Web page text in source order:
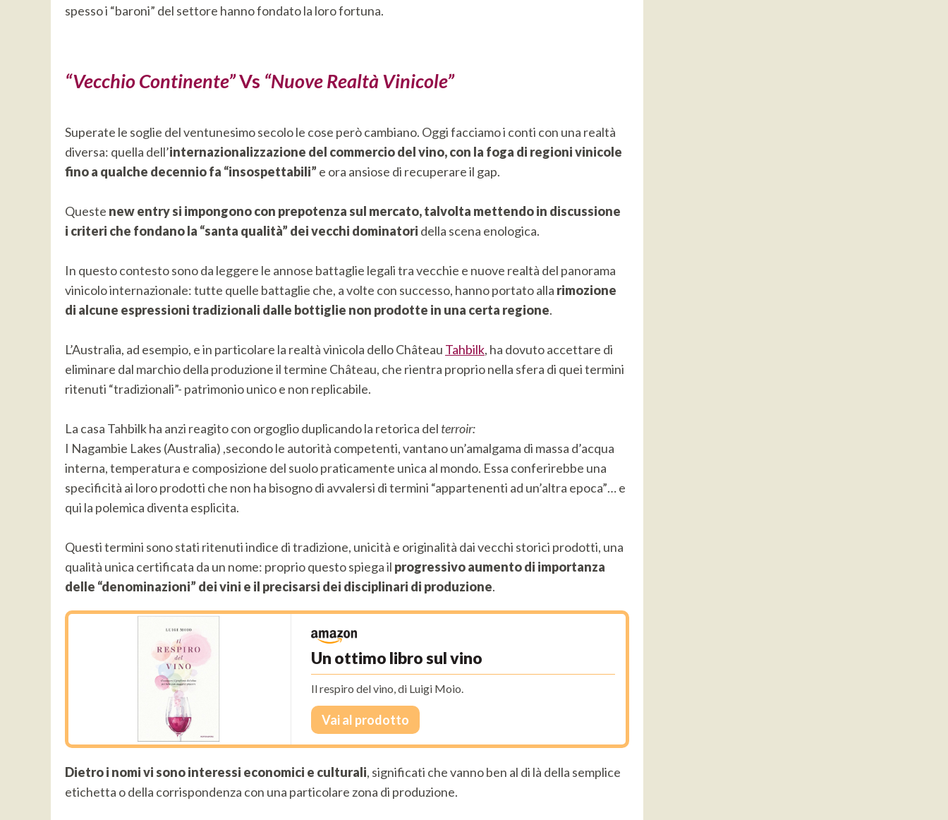
spesso i “baroni” del settore hanno fondato la loro fortuna.
“Vecchio Continente”Vs “Nuove Realtà Vinicole”
Superate le soglie del ventunesimo secolo le cose però cambiano. Oggi facciamo i conti con una realtà
diversa: quella dell’internazionalizzazione del commercio del vino, con la foga di regioni vinicole
fino a qualche decennio fa “insospettabili” e ora ansiose di recuperare il gap.
Queste new entry si impongono con prepotenza sul mercato, talvolta mettendo in discussione
i criteri che fondano la “santa qualità” dei vecchi dominatori della scena enologica.
In questo contesto sono da leggere le annose battaglie legali tra vecchie e nuove realtà del panorama
vinicolo internazionale: tutte quelle battaglie che, a volte con successo, hanno portato alla rimozione
di alcune espressioni tradizionali dalle bottiglie non prodotte in una certa regione.
L’Australia, ad esempio, e in particolare la realtà vinicola dello Château Tahbilk, ha dovuto accettare di
eliminare dal marchio della produzione il termine Château, che rientra proprio nella sfera di quei termini
ritenuti “tradizionali”- patrimonio unico e non replicabile.
La casa Tahbilk ha anzi reagito con orgoglio duplicando la retorica del terroir:
I Nagambie Lakes (Australia) ,secondo le autorità competenti, vantano un’amalgama di massa d’acqua
interna, temperatura e composizione del suolo praticamente unica al mondo. Essa conferirebbe una
specificità ai loro prodotti che non ha bisogno di avvalersi di termini “appartenenti ad un’altra epoca”… e
qui la polemica diventa esplicita.
Questi termini sono stati ritenuti indice di tradizione, unicità e originalità dai vecchi storici prodotti, una
qualità unica certificata da un nome: proprio questo spiega il progressivo aumento di importanza
delle “denominazioni” dei vini e il precisarsi dei disciplinari di produzione.
Un ottimo libro sul vino
Il respiro del vino, di Luigi Moio.
Vai al prodotto
Dietro i nomi vi sono interessi economici e culturali, significati che vanno ben al di là della semplice
etichetta o della corrispondenza con una particolare zona di produzione.